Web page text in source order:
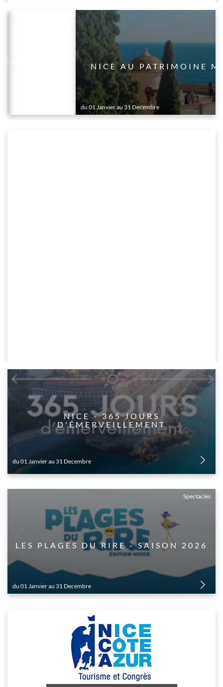
NICE AU PATRIMOINE
du 01 Janvier au 31 Decembre
​NICE - 365 JOURS
D'ÉMERVEILLEMENT
du 01 Janvier au 31 Decembre
Spectacles
LES PLAGES DU RIRE - SAISON 2026
du 01 Janvier au 31 Decembre